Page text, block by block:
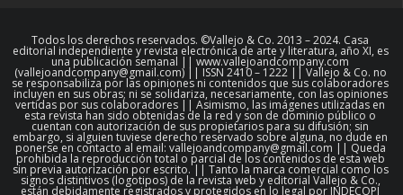
Todos los derechos reservados. ©Vallejo & Co. 2013 – 2024. Casa
editorial independiente y revista electrónica de arte y literatura, año XI, es
una publicación semanal || www.vallejoandcompany.com
(vallejoandcompany@gmail.com) || ISSN 2410 – 1222 || Vallejo & Co. no
se responsabiliza por las opiniones ni contenidos que sus colaboradores
incluyen en sus obras; ni se solidariza, necesariamente, con las opiniones
vertidas por sus colaboradores || Asimismo, las imágenes utilizadas en
esta revista han sido obtenidas de la red y son de dominio público o
cuentan con autorización de sus propietarios para su difusión; sin
embargo, si alguien tuviese derecho reservado sobre alguna, no dude en
ponerse en contacto al email: vallejoandcompany@gmail.com || Queda
prohibida la reproducción total o parcial de los contenidos de esta web
sin previa autorización por escrito. || Tanto la marca comercial como los
signos distintivos (logotipos) de la revista web y editorial Vallejo & Co.,
están debidamente registrados y protegidos en lo legal por INDECOPI